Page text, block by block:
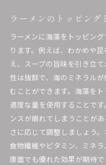
ラーメンのトッピン
ラーメンに海藻をトッピン
ります。例えば、わかめや
え、スープの旨味を引き立
性は抜群で、海のミネラル
むことができます。海藻を
適度な量を使用することで
ンスが崩れてしまうことが
さに応じて調整しましょう
食物繊維やビタミン、ミネ
康面でも優れた効果が期待